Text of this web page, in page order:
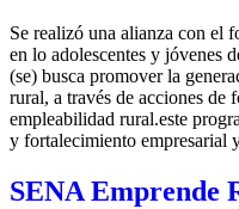
Se realizó una alianza con el
en lo adolescentes y jóvenes
(se) busca promover la
rural, a través de acciones de
empleabilidad rural.este
y fortalecimiento
SENA Emprende